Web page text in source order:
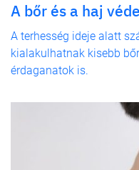
A bőr és a haj
A terhesség ideje alatt
kialakulhatnak kisebb
érdaganatok is.